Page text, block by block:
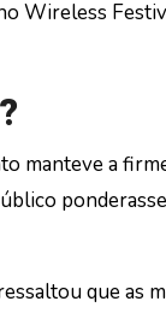
manteve a
que as